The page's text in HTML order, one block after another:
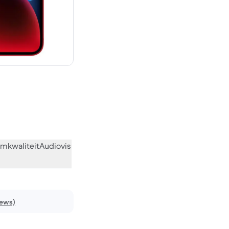
nieuw
Audiovisueel